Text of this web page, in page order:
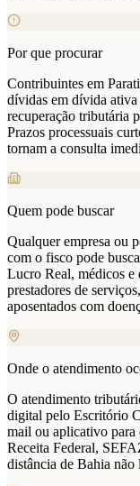
Por que procurar
Contribuintes em
dívidas em dívida
recuperação tributária
Prazos processuais
tornam a consulta
Quem pode buscar
Qualquer empresa ou
com o fisco pode
Lucro Real, médicos e
prestadores de
aposentados com
Onde o atendimento
O atendimento
digital pelo Escritório
mail ou aplicativo para
Receita Federal,
distância de Bahia